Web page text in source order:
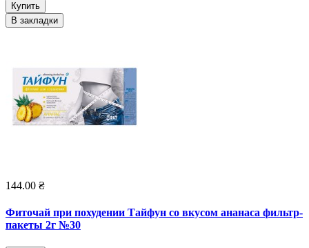
Купить
В закладки
144.00 ₴
Фиточай при похудении Тайфун со вкусом ананаса фильтр-
пакеты 2г №30